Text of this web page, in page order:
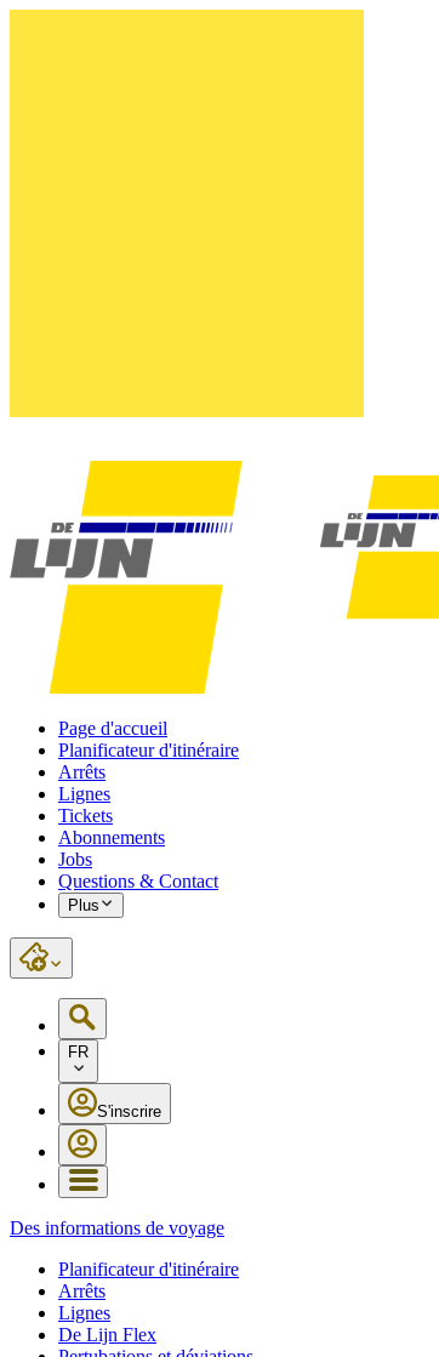
Page d'accueil
Planificateur d'itinéraire
Arrêts
Lignes
Tickets
Abonnements
Jobs
Questions & Contact
Plus
FR
S'inscrire
Des informations de voyage
Planificateur d'itinéraire
Arrêts
Lignes
De Lijn Flex